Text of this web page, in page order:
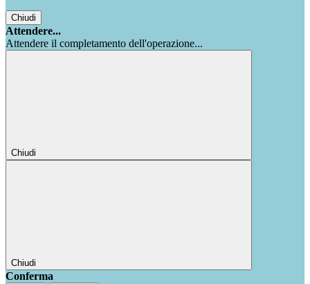
Chiudi
Attendere...
Attendere il completamento dell'operazione...
Chiudi
Chiudi
Conferma